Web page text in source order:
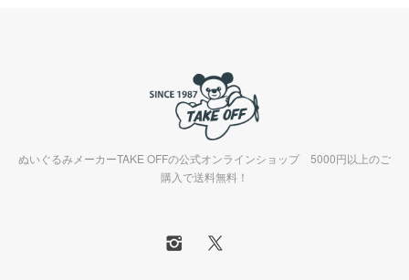
ぬいぐるみメーカーTAKE OFFの公式オンラインショップ 5000円以上のご
購入で送料無料！